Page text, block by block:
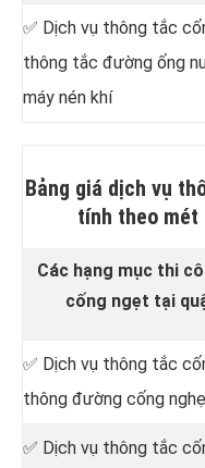
✅ Dịch vụ thông tắc
thông tắc đường ống
máy nén khí
Bảng giá dịch vụ
tính theo mét
Các hạng mục thi
cống ngẹt tại
✅ Dịch vụ thông tắc
thông đường cống
✅ Dịch vụ thông tắc